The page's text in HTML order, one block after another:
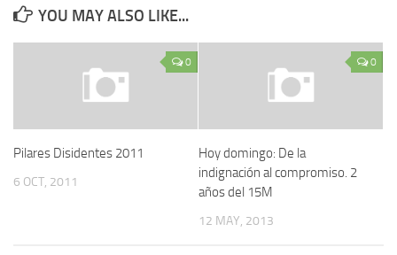
YOU MAY ALSO LIKE...
0
Pilares Disidentes 2011
6 OCT, 2011
0
Hoy domingo: De la
indignación al compromiso. 2
años del 15M
12 MAY, 2013